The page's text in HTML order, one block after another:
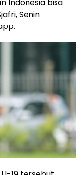
Indonesia bisa
Senin